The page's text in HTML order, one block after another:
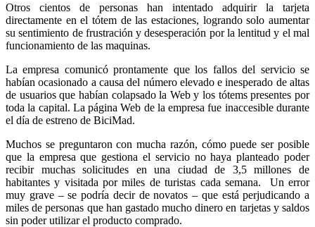
Otros cientos de personas han intentado adquirir la tarjeta
directamente en el tótem de las estaciones, logrando solo aumentar
su sentimiento de frustración y desesperación por la lentitud y el mal
funcionamiento de las maquinas.
La empresa comunicó prontamente que los fallos del servicio se
habían ocasionado a causa del número elevado e inesperado de altas
de usuarios que habían colapsado la Web y los tótems presentes por
toda la capital. La página Web de la empresa fue inaccesible durante
el día de estreno de BiciMad.
Muchos se preguntaron con mucha razón, cómo puede ser posible
que la empresa que gestiona el servicio no haya planteado poder
recibir muchas solicitudes en una ciudad de 3,5 millones de
habitantes y visitada por miles de turistas cada semana. Un error
muy grave – se podría decir de novatos – que está perjudicando a
miles de personas que han gastado mucho dinero en tarjetas y saldos
sin poder utilizar el producto comprado.